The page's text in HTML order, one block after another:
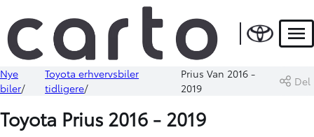
Nye
biler
Toyota erhvervsbiler
tidligere
Prius Van 2016 -
2019
Del
Toyota Prius 2016 - 2019